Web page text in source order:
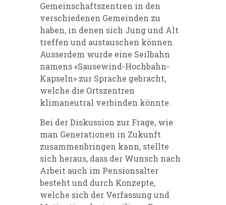
Gemeinschaftszentren in den
verschiedenen Gemeinden zu
haben, in denen sich Jung und Alt
treffen und austauschen können.
Ausserdem wurde eine Seilbahn
namens «Sausewind-Hochbahn-
Kapseln» zur Sprache gebracht,
welche die Ortszentren
klimaneutral verbinden könnte.
Bei der Diskussion zur Frage, wie
man Generationen in Zukunft
zusammenbringen kann, stellte
sich heraus, dass der Wunsch nach
Arbeit auch im Pensionsalter
besteht und durch Konzepte,
welche sich der Verfassung und